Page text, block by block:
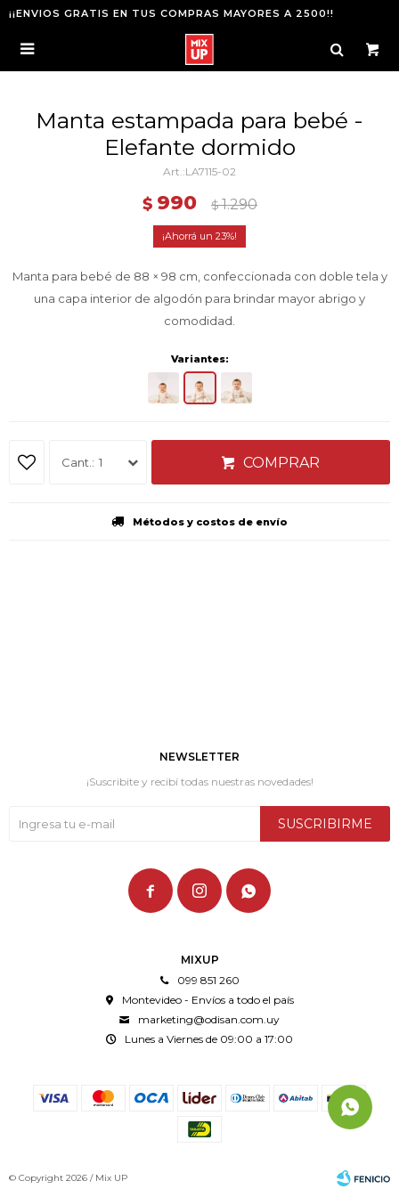
¡¡ENVIOS GRATIS EN TUS COMPRAS MAYORES A 2500!!

Manta estampada para bebé -
Elefante dormido
LA7115-02
$ 990 $ 1.290
23
Manta para bebé de 88 × 98 cm, confeccionada con doble tela y
una capa interior de algodón para brindar mayor abrigo y
comodidad.
Variantes:
1 COMPRAR
Métodos y costos de envío
MIXUP
099 851 260
Montevideo - Envíos a todo el país
marketing@odisan.com.uy
Lunes a Viernes de 09:00 a 17:00
NEWSLETTER
¡Suscribite y recibí todas nuestras novedades!
SUSCRIBIRME
  
© Copyright 2026 / Mix UP